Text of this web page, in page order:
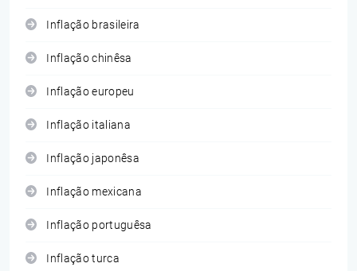
Inflação brasileira
Inflação chinêsa
Inflação europeu
Inflação italiana
Inflação japonêsa
Inflação mexicana
Inflação portuguêsa
Inflação turca